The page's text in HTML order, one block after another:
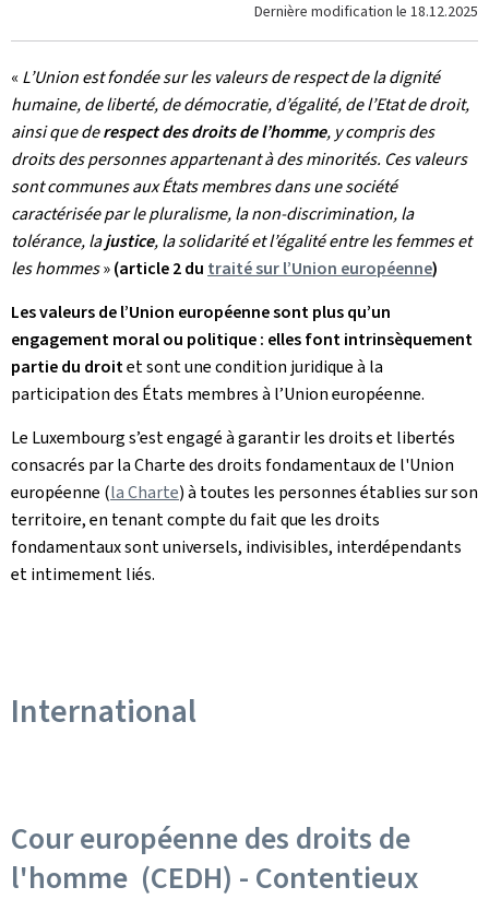
Dernière modification le 18.12.2025
« L’Union est fondée sur les valeurs de respect de la dignité
humaine, de liberté, de démocratie, d’égalité, de l’Etat de droit,
ainsi que derespect des droits de l’homme, y compris des
droits des personnes appartenant à des minorités. Ces valeurs
sont communes aux États membres dans une société
caractérisée par le pluralisme, la non-discrimination, la
tolérance, lajustice, la solidarité et l’égalité entre les femmes et
les hommes»(article 2 du traité sur l’Union européenne)
Les valeurs de l’Union européenne sont plus qu’un
engagement moral ou politique : elles font intrinsèquement
partie du droitet sont une condition juridique à la
participation des États membres à l’Union européenne.
Le Luxembourg s’est engagé à garantir les droits et libertés
consacrés par la Charte des droits fondamentaux de l'Union
européenne (la Charte) à toutes les personnes établies sur son
territoire, en tenant compte du fait que les droits
fondamentaux sont universels, indivisibles, interdépendants
et intimement liés.
International
Cour européenne des droits de
l'homme (CEDH) - Contentieux